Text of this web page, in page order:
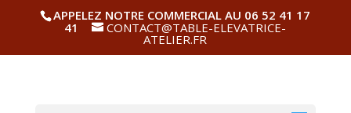
APPELEZ NOTRE COMMERCIAL AU 06 52 41 17
41
CONTACT@TABLE-ELEVATRICE-
ATELIER.FR